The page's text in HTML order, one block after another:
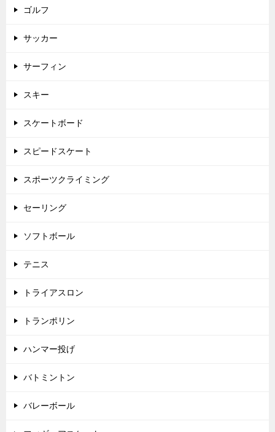
ゴルフ
サッカー
サーフィン
スキー
スケートボード
スピードスケート
スポーツクライミング
セーリング
ソフトボール
テニス
トライアスロン
トランポリン
ハンマー投げ
バトミントン
バレーボール